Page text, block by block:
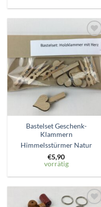
Zum
Wunschzettel
hinzufügen
Bastelset Geschenk-
Klammern
Himmelsstürmer Natur
€5,90
vorrätig